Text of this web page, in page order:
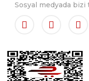
Sosyal medyada